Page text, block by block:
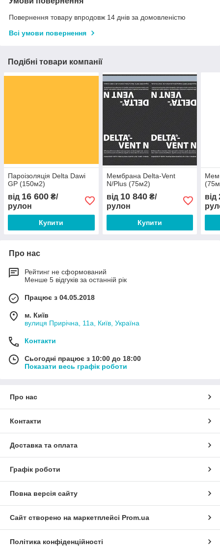
Повернення товару впродовж 14 днів за домовленістю
Всі умови повернення
Подібні товари компанії
Пароізоляція Delta Dawi
GP (150м2)
від 16 600 ₴/
рулон
Купити
Мембрана Delta-Vent
N/Plus (75м2)
від 10 840₴/
рулон
Купити
від
Про нас
Рейтинг не сформований
Менше 5 відгуків за останній рік
Працює з 04.05.2018
м. Київ
вулиця Прирічна, 11а, Київ, Україна
Контакти
Сьогодні працює з 10:00 до 18:00
Показати весь графік роботи
Про нас
Контакти
Доставка та оплата
Графік роботи
Повна версія сайту
Сайт створено на маркетплейсі Prom.ua
Політика конфіденційності